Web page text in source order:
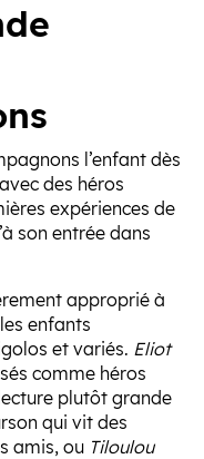
l’enfant dès
des héros
expériences de
son entrée dans
approprié à
enfants
et variés. Eliot
comme héros
plutôt grande
qui vit des
amis, ou Tiloulou